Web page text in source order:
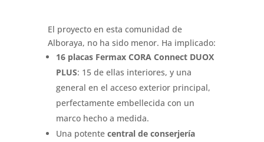
El proyecto en esta comunidad de
Alboraya, no ha sido menor. Ha implicado:
16 placas Fermax CORA Connect DUOX
PLUS: 15 de ellas interiores, y una
general en el acceso exterior principal,
perfectamente embellecida con un
marco hecho a medida.
Una potente central de conserjería